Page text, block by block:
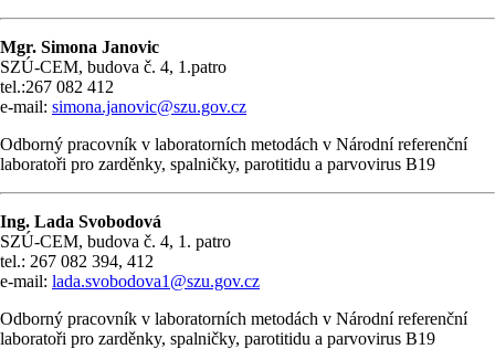
Mgr. Simona Janovic
SZÚ-CEM, budova č. 4, 1.patro
tel.:267 082 412
e-mail: simona.janovic@szu.gov.cz
Odborný pracovník v laboratorních metodách v Národní referenční
laboratoři pro zarděnky, spalničky, parotitidu a parvovirus B19
Ing. Lada Svobodová
SZÚ-CEM, budova č. 4, 1. patro
tel.: 267 082 394, 412
e-mail: lada.svobodova1@szu.gov.cz
Odborný pracovník v laboratorních metodách v Národní referenční
laboratoři pro zarděnky, spalničky, parotitidu a parvovirus B19